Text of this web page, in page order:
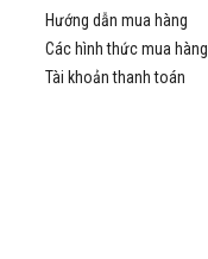
Hướng dẫn mua hàng
Các hình thức mua hàng
Tài khoản thanh toán